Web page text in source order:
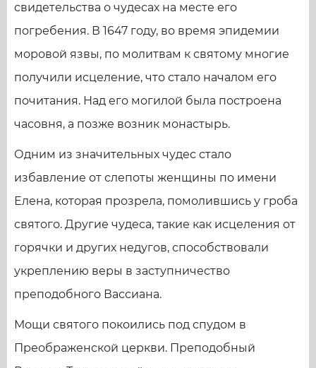
свидетельства о чудесах на месте его
погребения. В 1647 году, во время эпидемии
моровой язвы, по молитвам к святому многие
получили исцеление, что стало началом его
почитания. Над его могилой была построена
часовня, а позже возник монастырь.
Одним из значительных чудес стало
избавление от слепоты женщины по имени
Елена, которая прозрела, помолившись у гроба
святого. Другие чудеса, такие как исцеления от
горячки и других недугов, способствовали
укреплению веры в заступничество
преподобного Вассиана.
Мощи святого покоились под спудом в
Преображенской церкви. Преподобный